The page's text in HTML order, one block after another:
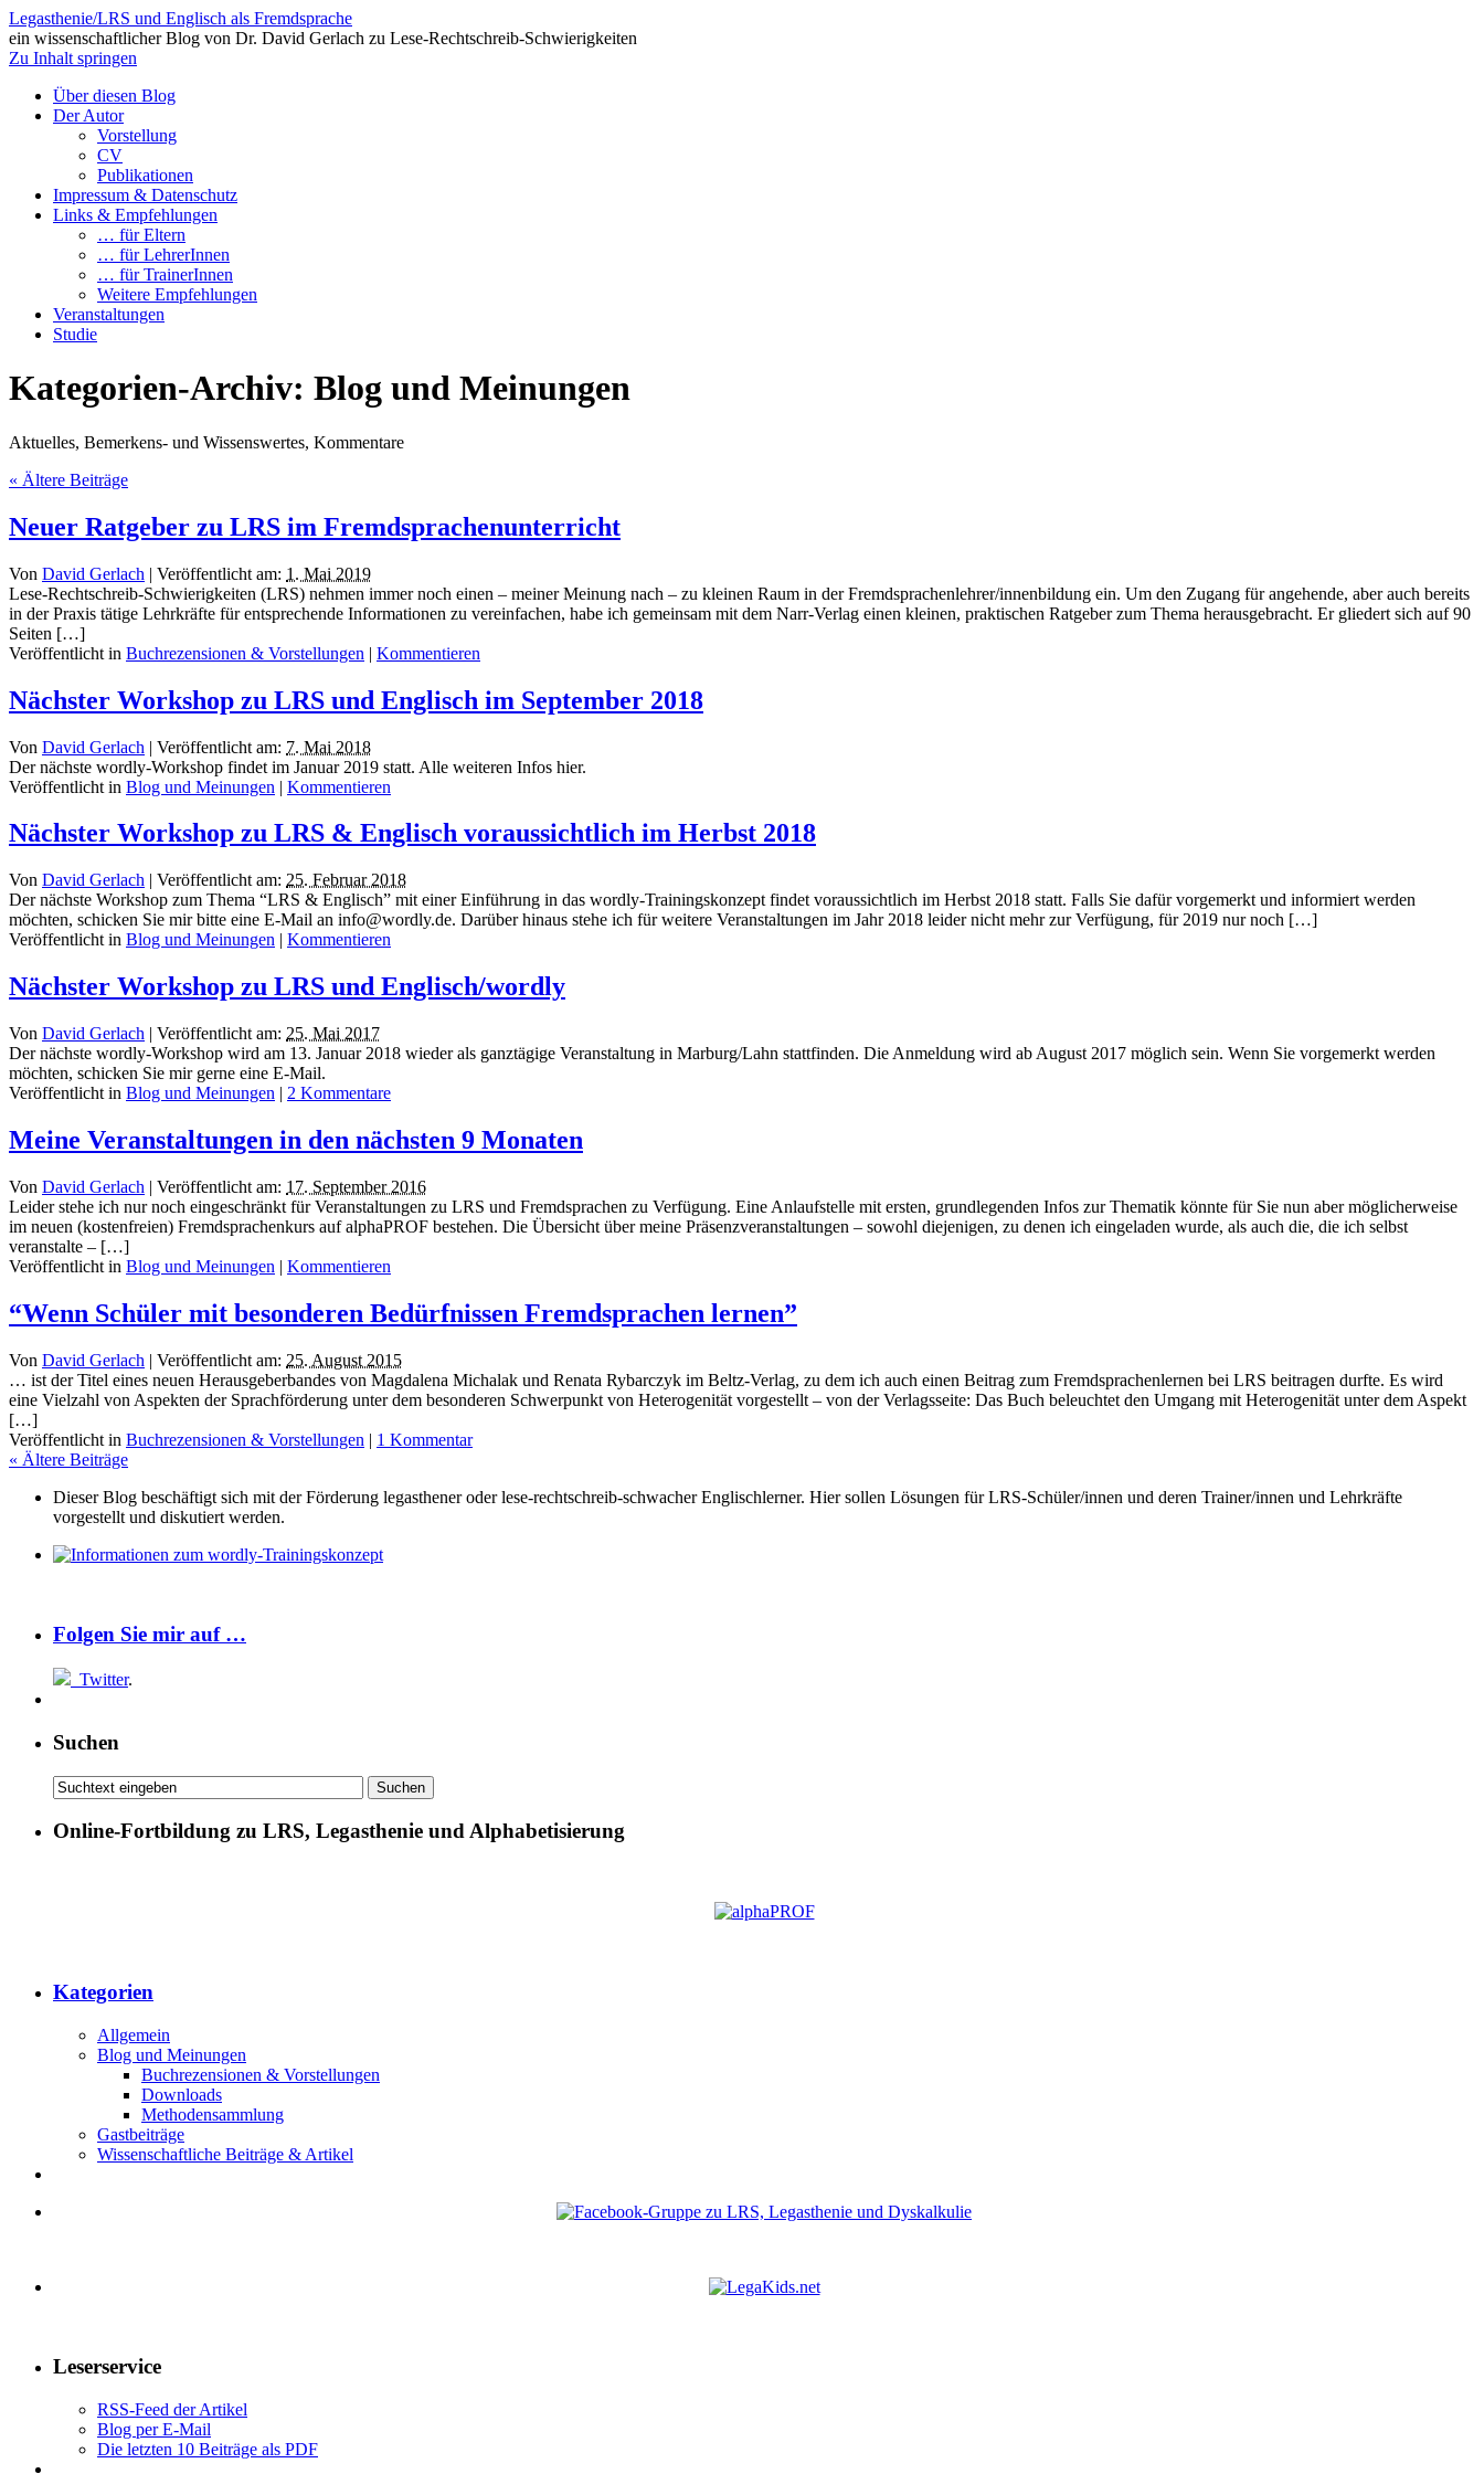
Legasthenie/LRS und Englisch als Fremdsprache
ein wissenschaftlicher Blog von Dr. David Gerlach zu Lese-Rechtschreib-Schwierigkeiten
Zu Inhalt springen
Über diesen Blog
Der Autor
Vorstellung
CV
Publikationen
Impressum & Datenschutz
Links & Empfehlungen
… für Eltern
… für LehrerInnen
… für TrainerInnen
Weitere Empfehlungen
Veranstaltungen
Studie
Kategorien-Archiv: Blog und Meinungen
Aktuelles, Bemerkens- und Wissenswertes, Kommentare
« Ältere Beiträge
Neuer Ratgeber zu LRS im Fremdsprachenunterricht
Von David Gerlach | Veröffentlicht am: 1. Mai 2019
Lese-Rechtschreib-Schwierigkeiten (LRS) nehmen immer noch einen – meiner Meinung nach – zu kleinen Raum in der Fremdsprachenlehrer/innenbildung ein. Um den Zugang für angehende, aber auch bereits
in der Praxis tätige Lehrkräfte für entsprechende Informationen zu vereinfachen, habe ich gemeinsam mit dem Narr-Verlag einen kleinen, praktischen Ratgeber zum Thema herausgebracht. Er gliedert sich auf 90
Seiten […]
Veröffentlicht in Buchrezensionen & Vorstellungen | Kommentieren
Nächster Workshop zu LRS und Englisch im September 2018
Von David Gerlach | Veröffentlicht am: 7. Mai 2018
Der nächste wordly-Workshop findet im Januar 2019 statt. Alle weiteren Infos hier.
Veröffentlicht in Blog und Meinungen | Kommentieren
Nächster Workshop zu LRS & Englisch voraussichtlich im Herbst 2018
Von David Gerlach | Veröffentlicht am: 25. Februar 2018
Der nächste Workshop zum Thema “LRS & Englisch” mit einer Einführung in das wordly-Trainingskonzept findet voraussichtlich im Herbst 2018 statt. Falls Sie dafür vorgemerkt und informiert werden
möchten, schicken Sie mir bitte eine E-Mail an info@wordly.de. Darüber hinaus stehe ich für weitere Veranstaltungen im Jahr 2018 leider nicht mehr zur Verfügung, für 2019 nur noch […]
Veröffentlicht in Blog und Meinungen | Kommentieren
Nächster Workshop zu LRS und Englisch/wordly
Von David Gerlach | Veröffentlicht am: 25. Mai 2017
Der nächste wordly-Workshop wird am 13. Januar 2018 wieder als ganztägige Veranstaltung in Marburg/Lahn stattfinden. Die Anmeldung wird ab August 2017 möglich sein. Wenn Sie vorgemerkt werden
möchten, schicken Sie mir gerne eine E-Mail.
Veröffentlicht in Blog und Meinungen | 2 Kommentare
Meine Veranstaltungen in den nächsten 9 Monaten
Von David Gerlach | Veröffentlicht am: 17. September 2016
Leider stehe ich nur noch eingeschränkt für Veranstaltungen zu LRS und Fremdsprachen zu Verfügung. Eine Anlaufstelle mit ersten, grundlegenden Infos zur Thematik könnte für Sie nun aber möglicherweise
im neuen (kostenfreien) Fremdsprachenkurs auf alphaPROF bestehen. Die Übersicht über meine Präsenzveranstaltungen – sowohl diejenigen, zu denen ich eingeladen wurde, als auch die, die ich selbst
veranstalte – […]
Veröffentlicht in Blog und Meinungen | Kommentieren
“Wenn Schüler mit besonderen Bedürfnissen Fremdsprachen lernen”
Von David Gerlach | Veröffentlicht am: 25. August 2015
… ist der Titel eines neuen Herausgeberbandes von Magdalena Michalak und Renata Rybarczyk im Beltz-Verlag, zu dem ich auch einen Beitrag zum Fremdsprachenlernen bei LRS beitragen durfte. Es wird
eine Vielzahl von Aspekten der Sprachförderung unter dem besonderen Schwerpunkt von Heterogenität vorgestellt – von der Verlagsseite: Das Buch beleuchtet den Umgang mit Heterogenität unter dem Aspekt
[…]
Veröffentlicht in Buchrezensionen & Vorstellungen | 1 Kommentar
« Ältere Beiträge
Dieser Blog beschäftigt sich mit der Förderung legasthener oder lese-rechtschreib-schwacher Englischlerner. Hier sollen Lösungen für LRS-Schüler/innen und deren Trainer/innen und Lehrkräfte
vorgestellt und diskutiert werden.
Folgen Sie mir auf …
Twitter.
Suchen
Online-Fortbildung zu LRS, Legasthenie und Alphabetisierung
Kategorien
Allgemein
Blog und Meinungen
Buchrezensionen & Vorstellungen
Downloads
Methodensammlung
Gastbeiträge
Wissenschaftliche Beiträge & Artikel
Leserservice
RSS-Feed der Artikel
Blog per E-Mail
Die letzten 10 Beiträge als PDF